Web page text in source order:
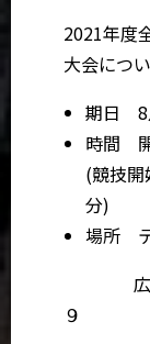
2021年度
大会につ
期日 8
時間
(競技
分)
場所
広島県
９